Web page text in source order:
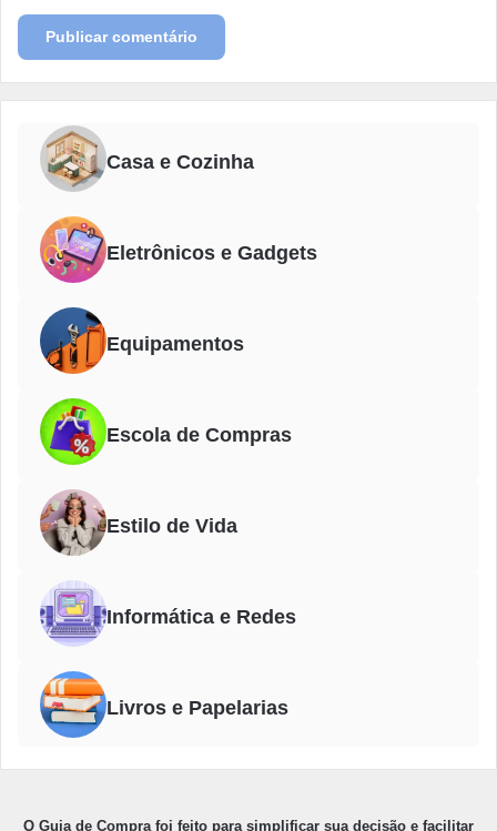
Casa e Cozinha
Eletrônicos e Gadgets
Equipamentos
Escola de Compras
Estilo de Vida
Informática e Redes
Livros e Papelarias
O Guia de Compra foi feito para simplificar sua decisão e facilitar